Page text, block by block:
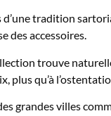
tradition
des accessoires.
trouve
plus qu’à
grandes villes